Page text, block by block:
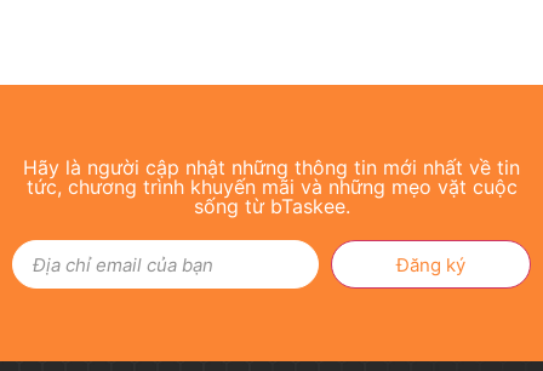
Hãy là người cập nhật những thông tin mới nhất về tin
tức, chương trình khuyến mãi và những mẹo vặt cuộc
sống từ bTaskee.
Đăng ký